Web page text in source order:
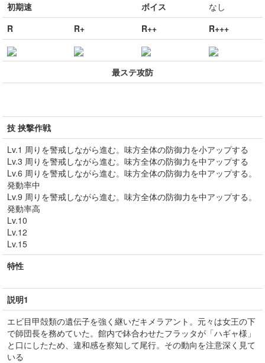
初期速
ボイス
なし
R
R+ R++ R+++
最ステ攻防
技 挟撃作戦
Lv.1 周りを警戒しながら進む。味方全体の防御力を小アップする
Lv.3 周りを警戒しながら進む。味方全体の防御力を中アップする
Lv.6 周りを警戒しながら進む。味方全体の防御力を中アップする。
発動率中
Lv.9 周りを警戒しながら進む。味方全体の防御力を中アップする。
発動率高
Lv.10
Lv.12
Lv.15
特性
説明1
エビ目甲殻類の遺伝子を強く継いだキメラアント。元々は女王の下
で師団長を務めていた。館内で鉢合わせたフラッタが「ハギャ様」
と口にしたため、違和感を察知して尾行。その動向を注意深く見て
いる